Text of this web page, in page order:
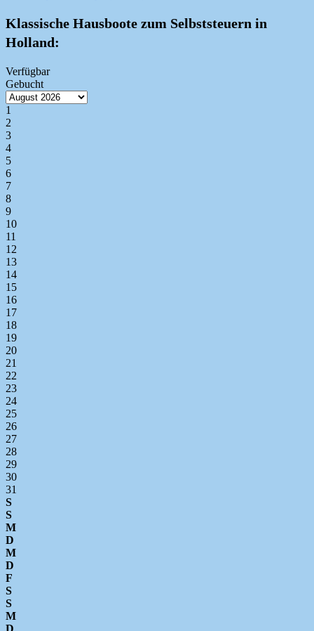
Klassische Hausboote zum Selbststeuern in
Holland:
Verfügbar
Gebucht
1
2
3
4
5
6
7
8
9
10
11
12
13
14
15
16
17
18
19
20
21
22
23
24
25
26
27
28
29
30
31
S
S
M
D
M
D
F
S
S
M